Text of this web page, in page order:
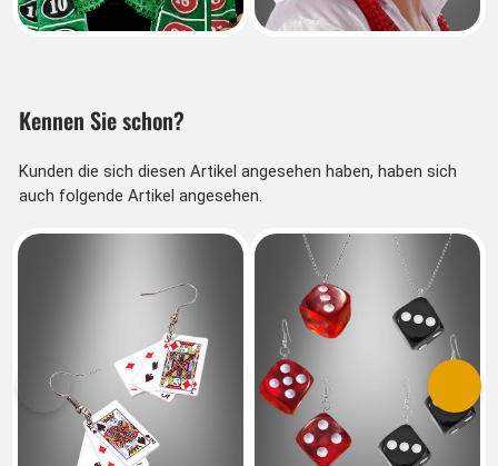
Kennen Sie schon?
Kunden die sich diesen Artikel angesehen haben, haben sich
auch folgende Artikel angesehen.
Vorherige